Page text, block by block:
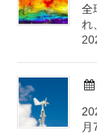
全球大気の流
れ
2026年8